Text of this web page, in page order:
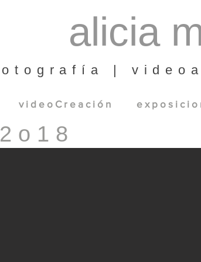
alicia
|
o 1 8
v i d e o C r e a c i ó n e x p o s i c i o